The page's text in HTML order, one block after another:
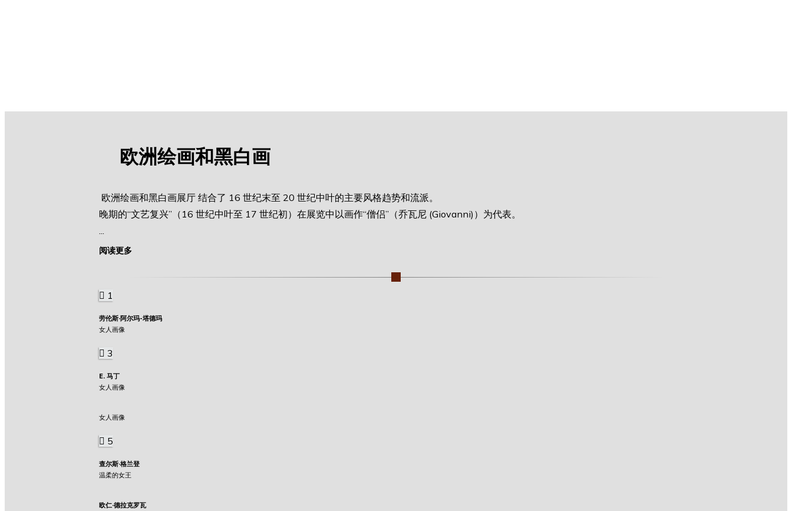
欧洲绘画和黑白画
欧洲绘画和黑白画展厅 结合了 16 世纪末至 20 世纪中叶的主要风格趋势和流派。
晚期的“文艺复兴”（16 世纪中叶至 17 世纪初）在展览中以画作“僧侣”（乔瓦尼 (Giovanni)）为代表。
阅读更多
1
劳伦斯·阿尔玛-塔德玛
女人画像
3
E. 马丁
女人画像
女人画像
5
查尔斯·格兰登
温柔的女王
欧仁·德拉克罗瓦